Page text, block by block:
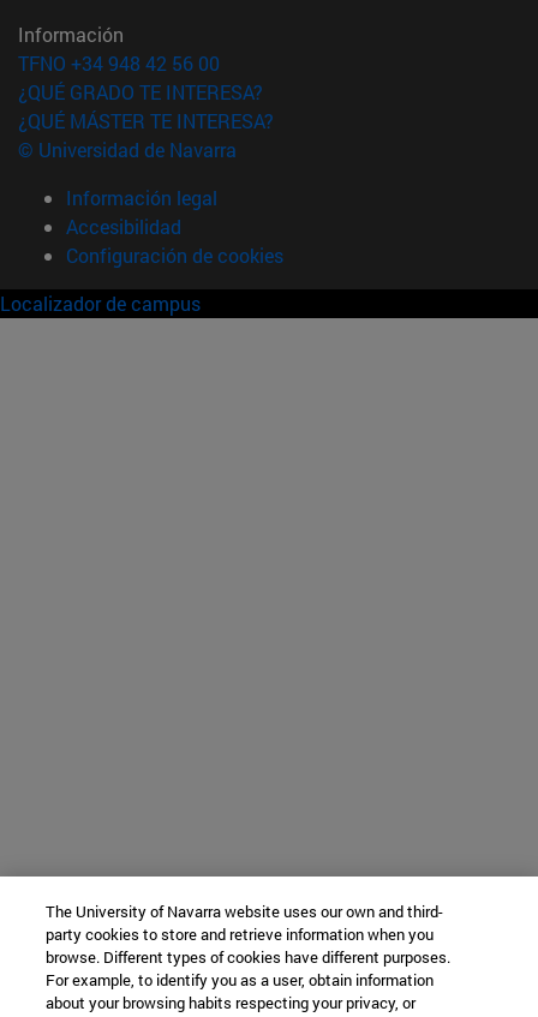
Información
TFNO +34 948 42 56 00
¿QUÉ GRADO TE INTERESA?
¿QUÉ MÁSTER TE INTERESA?
© Universidad de Navarra
Información legal
Accesibilidad
Configuración de cookies
Localizador de campus
The University of Navarra website uses our own and third-
party cookies to store and retrieve information when you
browse. Different types of cookies have different purposes.
For example, to identify you as a user, obtain information
about your browsing habits respecting your privacy, or